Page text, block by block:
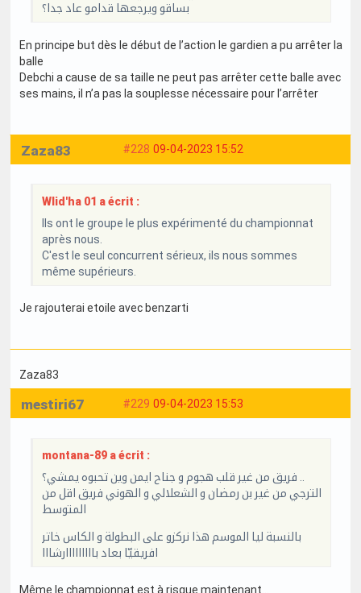
بساقو ويرجعها قدامو عاد جدا؟
En principe but dès le début de l’action le gardien a pu arrêter la
balle
Debchi a cause de sa taille ne peut pas arrêter cette balle avec
ses mains, il n’a pas la souplesse nécessaire pour l’arrêter
#228 09-04-2023 15:52
Zaza83
Wlid'ha 01 a écrit :
Ils ont le groupe le plus expérimenté du championnat
après nous.
C'est le seul concurrent sérieux, ils nous sommes
même supérieurs.
Je rajouterai etoile avec benzarti
Zaza83
#229 09-04-2023 15:53
mestiri67
montana-89 a écrit :
فريق من غير قلب هجوم و جناح ايمن وين تحبوه يمشي؟ ..
الترجي من غير بن رمضان و الشعلالي و الهوني فريق اقل من
المتوسط
بالنسبة ليا الموسم هذا نركزو على البطولة و الكاس خاتر
افريقيّا بعاد بااااااااارشااا
Même le championnat est à risque maintenant…